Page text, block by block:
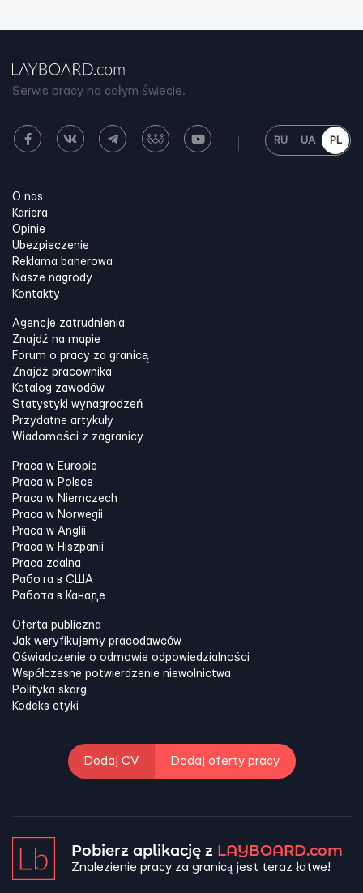
Serwis pracy na całym świecie.
RU UA PL
O nas
Kariera
Opinie
Ubezpieczenie
Reklama banerowa
Nasze nagrody
Kontakty
Agencje zatrudnienia
Znajdź na mapie
Forum o pracy za granicą
Znajdź pracownika
Katalog zawodów
Statystyki wynagrodzeń
Przydatne artykuły
Wiadomości z zagranicy
Praca w Europie
Praca w Polsce
Praca w Niemczech
Praca w Norwegii
Praca w Anglii
Praca w Hiszpanii
Praca zdalna
Работа в США
Работа в Канадe
Oferta publiczna
Jak weryfikujemy pracodawców
Oświadczenie o odmowie odpowiedzialności
Współczesne potwierdzenie niewolnictwa
Polityka skarg
Kodeks etyki
Dodaj CV Dodaj oferty pracy
Pobierz aplikację z LAYBOARD.com
Znalezienie pracy za granicą jest teraz łatwe!